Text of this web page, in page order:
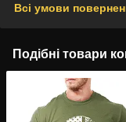
Всі умови
Подібні товари